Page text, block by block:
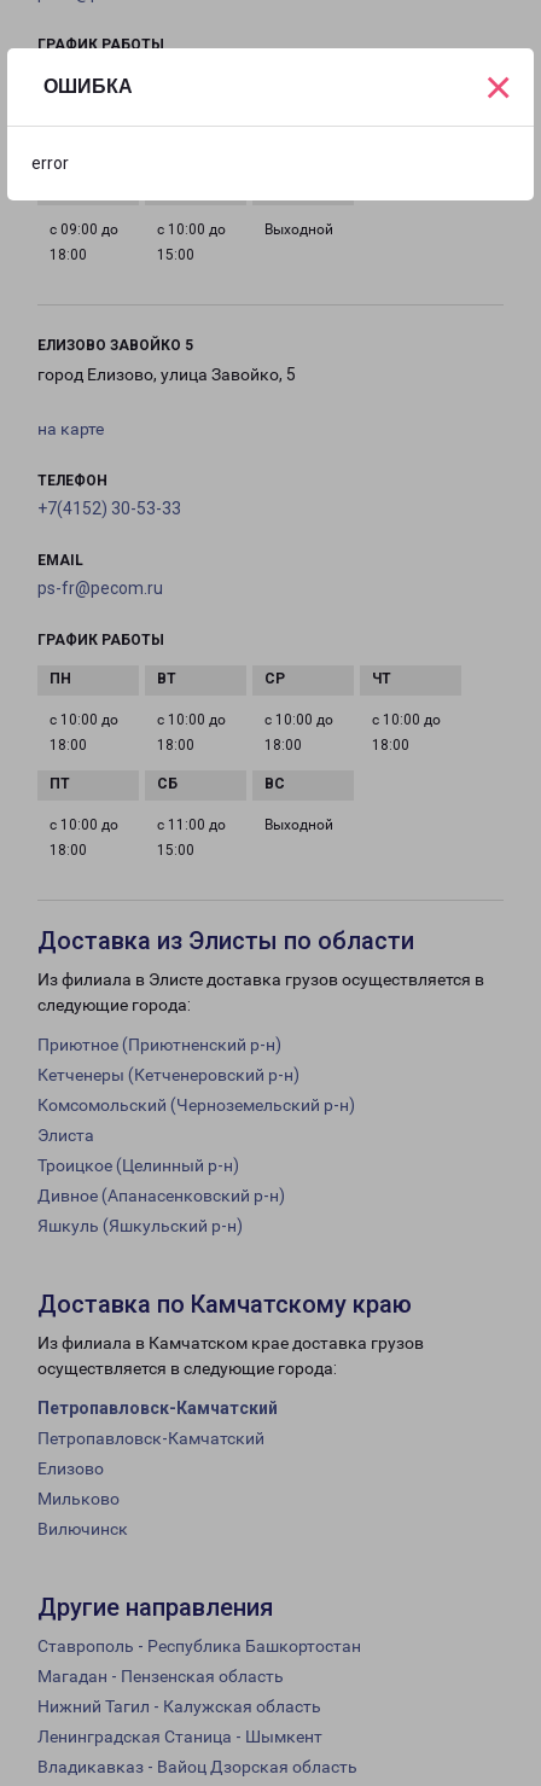
ОШИБКА
error
×
ГРАФИК РАБОТЫ
с 09:00 до
с 09:00 до
с 09:00 до
с 09:00 до
с 09:00 до
18:00
с 10:00 до
15:00
Выходной
ЕЛИЗОВО ЗАВОЙКО 5
город Елизово, улица Завойко, 5
на карте
ТЕЛЕФОН
+7(4152) 30-53-33
EMAIL
ps-fr@pecom.ru
ГРАФИК РАБОТЫ
с 10:00 до
18:00
с 10:00 до
18:00
с 10:00 до
18:00
с 10:00 до
18:00
с 10:00 до
18:00
с 11:00 до
15:00
Выходной
Доставка из Элисты по области
Из филиала в Элисте доставка грузов осуществляется в
следующие города:
Приютное (Приютненский р-н)
Кетченеры (Кетченеровский р-н)
Комсомольский (Черноземельский р-н)
Элиста
Троицкое (Целинный р-н)
Дивное (Апанасенковский р-н)
Яшкуль (Яшкульский р-н)
Доставка по Камчатскому краю
Из филиала в Камчатском крае доставка грузов
осуществляется в следующие города:
Петропавловск-Камчатский
Петропавловск-Камчатский
Елизово
Мильково
Вилючинск
Другие направления
Ставрополь - Республика Башкортостан
Магадан - Пензенская область
Нижний Тагил - Калужская область
Ленинградская Станица - Шымкент
Владикавказ - Вайоц Дзорская область